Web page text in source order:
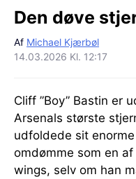
Den døve
Af Michael Kjærbøl
14.03.2026 Kl. 12:17
Cliff ”Boy” Bastin er
Arsenals største
udfoldede sit
omdømme som en
wings, selv om han